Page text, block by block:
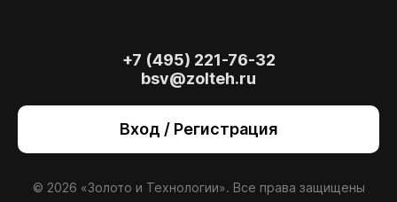
+7 (495) 221-76-32
bsv@zolteh.ru
Вход / Регистрация
© 2026 «Золото и Технологии». Все права защищены
также для анализа сайта и улучшения
сайт, вы даете согласиена использование